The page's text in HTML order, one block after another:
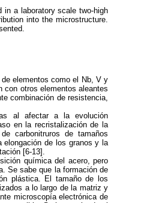
in a laboratory scale two-high
into the microstructure.
elementos como el Nb, V y
con otros elementos aleantes
combinación de resistencia,
al afectar a la evolución
en la recristalización de la
carbonitruros de tamaños
de los granos y la
[6-13].
química del acero, pero
Se sabe que la formación de
plástica. El tamaño de los
a lo largo de la matriz y
microscopía electrónica de